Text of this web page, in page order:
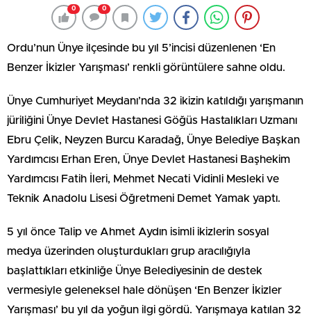
0 0
Ordu’nun Ünye ilçesinde bu yıl 5’incisi düzenlenen ‘En
Benzer İkizler Yarışması’ renkli görüntülere sahne oldu.
Ünye Cumhuriyet Meydanı’nda 32 ikizin katıldığı yarışmanın
jüriliğini Ünye Devlet Hastanesi Göğüs Hastalıkları Uzmanı
Ebru Çelik, Neyzen Burcu Karadağ, Ünye Belediye Başkan
Yardımcısı Erhan Eren, Ünye Devlet Hastanesi Başhekim
Yardımcısı Fatih İleri, Mehmet Necati Vidinli Mesleki ve
Teknik Anadolu Lisesi Öğretmeni Demet Yamak yaptı.
5 yıl önce Talip ve Ahmet Aydın isimli ikizlerin sosyal
medya üzerinden oluşturdukları grup aracılığıyla
başlattıkları etkinliğe Ünye Belediyesinin de destek
vermesiyle geleneksel hale dönüşen ‘En Benzer İkizler
Yarışması’ bu yıl da yoğun ilgi gördü. Yarışmaya katılan 32